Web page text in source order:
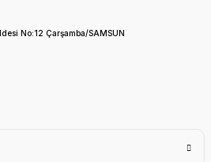
No:12 Çarşamba/SAMSUN